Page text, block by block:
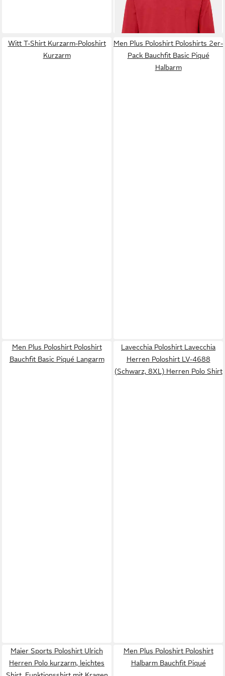
-27%
Witt T-Shirt Kurzarm-Poloshirt
Kurzarm
Men Plus Poloshirt Poloshirts 2er-
Pack Bauchfit Basic Piqué
Halbarm
Men Plus Poloshirt Poloshirt
Bauchfit Basic Piqué Langarm
Lavecchia Poloshirt Lavecchia
Herren Poloshirt LV-4688
(Schwarz, 8XL) Herren Polo Shirt
Maier Sports Poloshirt Ulrich
Herren Polo kurzarm, leichtes
Men Plus Poloshirt Poloshirt
Halbarm Bauchfit Piqué